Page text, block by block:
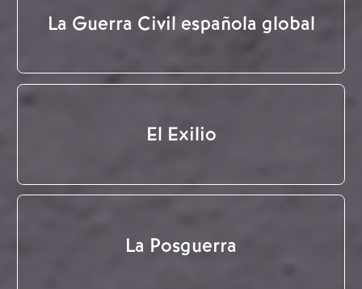
La Guerra Civil española global
El Exilio
La Posguerra